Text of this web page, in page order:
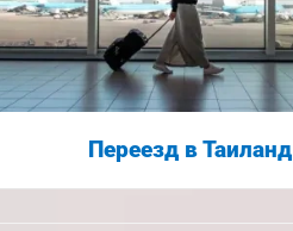
Переезд в Таиланд